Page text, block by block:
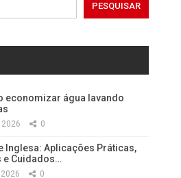
PESQUISAR
economizar água lavando
2026 0
Inglesa: Aplicações Práticas,
e Cuidados…
0